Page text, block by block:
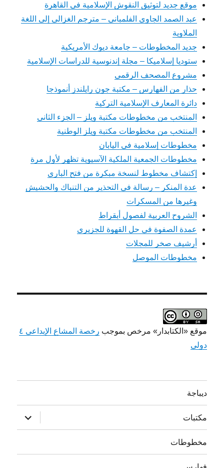
موقع جديد لتوثيق النقوش الإسلامية في القاهرة
عبد الصمد الجاوي الفلمباني – مترجم الغزالي إلى اللغة
الملاوية
جديد المخطوطات – جامعة ديوك الأمريكية
ستوديا إسلاميكا – مجلة إندنوسية للدراسات الإسلامية
مشروع المصحف الرقمي
حذار من الفهارس – مكتبة جون رايلندز أنموذجا
دائرة المعارف الإسلامية التركية
المنتخب من مخطوطات مكتبة ويلز – الجزء الثاني
المنتخب من مخطوطات مكتبة ويلز الوطنية
مخطوطات إسلامية في اليابان
مخطوطات الجمعية الملكية الآسيوية تظهر لأول مرة
إكتشاف مخطوط لنسخة مبكرة من فتح الباري
عدة المنكر – رسالة في التحذير من التنباك والحشيش
وغيرها من المسكرات
الشروح العربية لفصول أبقراط
عمدة الصفوة في حل القهوة للجزيري
أرشيف صخر للمجلات
مخطوطات الموصل
موقع «الكتابدار» مرخص بموجب
رخصة المشاع الإبداعي ٤
دولي
ديباجة
مكتبات
توسيع
القائمة
الفرعية
مخطوطات